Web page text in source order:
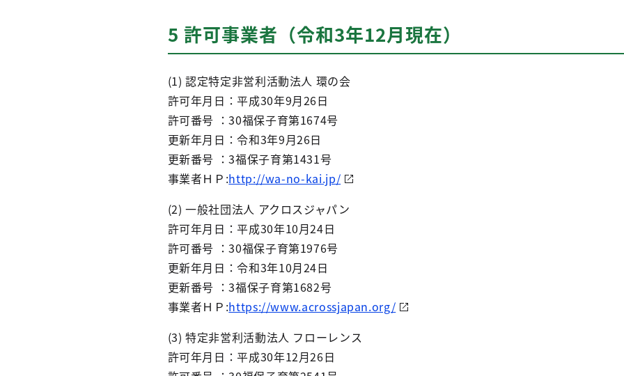
5 許可事業者（令和3年12月現在）
(1) 認定特定非営利活動法人 環の会
許可年月日：平成30年9月26日
許可番号 ：30福保子育第1674号
更新年月日：令和3年9月26日
更新番号 ：3福保子育第1431号
事業者ＨＰ:http://wa-no-kai.jp/
(2) 一般社団法人 アクロスジャパン
許可年月日：平成30年10月24日
許可番号 ：30福保子育第1976号
更新年月日：令和3年10月24日
更新番号 ：3福保子育第1682号
事業者ＨＰ:https://www.acrossjapan.org/
(3) 特定非営利活動法人 フローレンス
許可年月日：平成30年12月26日